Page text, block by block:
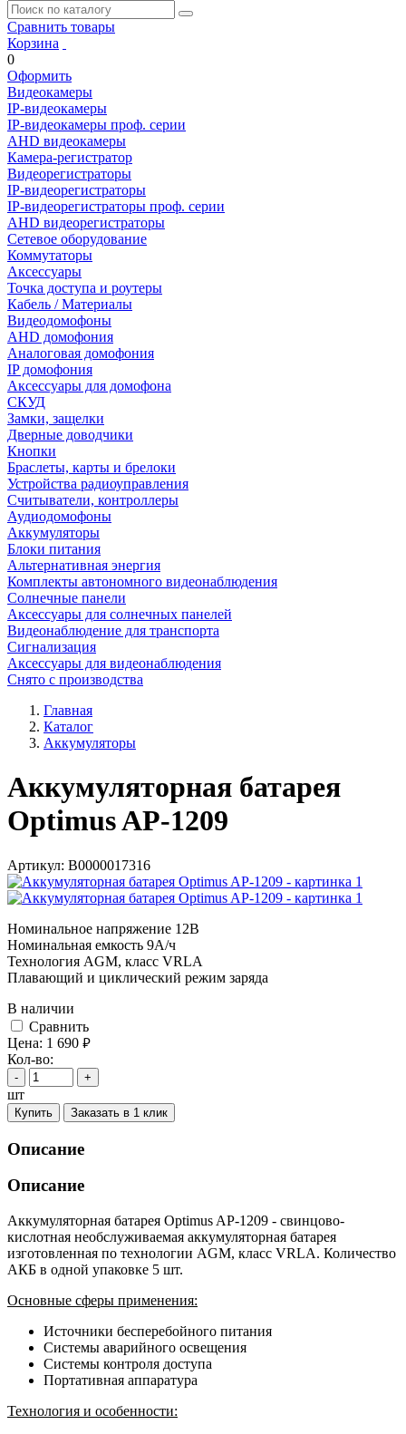
Сравнить товары
Корзина
0
Оформить
Видеокамеры
IP-видеокамеры
IP-видеокамеры проф. серии
AHD видеокамеры
Камера-регистратор
Видеорегистраторы
IP-видеорегистраторы
IP-видеорегистраторы проф. серии
AHD видеорегистраторы
Сетевое оборудование
Коммутаторы
Аксессуары
Точка доступа и роутеры
Кабель / Материалы
Видеодомофоны
AHD домофония
Аналоговая домофония
IP домофония
Аксессуары для домофона
СКУД
Замки, защелки
Дверные доводчики
Кнопки
Браслеты, карты и брелоки
Устройства радиоуправления
Считыватели, контроллеры
Аудиодомофоны
Аккумуляторы
Блоки питания
Альтернативная энергия
Комплекты автономного видеонаблюдения
Солнечные панели
Аксессуары для солнечных панелей
Видеонаблюдение для транспорта
Сигнализация
Аксессуары для видеонаблюдения
Снято с производства
Главная
Каталог
Аккумуляторы
Аккумуляторная батарея
Optimus AP-1209
Артикул: В0000017316
Номинальное напряжение 12B
Номинальная емкость 9A/ч
Технология AGM, класс VRLA
Плавающий и циклический режим заряда
В наличии
Cравнить
Цена: 1 690 руб.
Кол-во:
- +
шт
Купить Заказать в 1 клик
Описание
Описание
Аккумуляторная батарея Optimus AP-1209 - свинцово-
кислотная необслуживаемая аккумуляторная батарея
изготовленная по технологии AGM, класс VRLA. Количество
АКБ в одной упаковке 5 шт.
Основные сферы применения:
Источники бесперебойного питания
Системы аварийного освещения
Системы контроля доступа
Портативная аппаратура
Технология и особенности: